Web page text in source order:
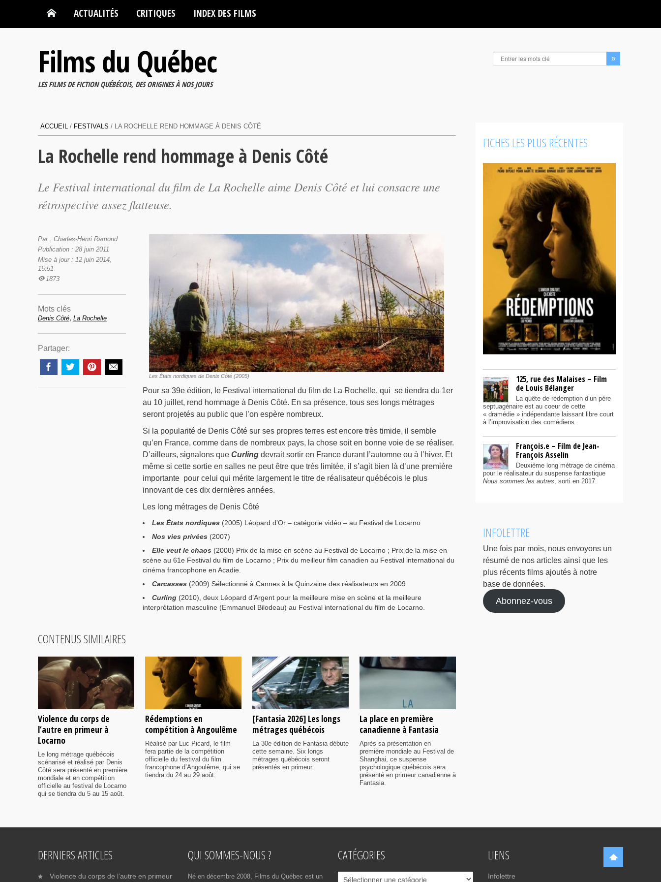
ACTUALITÉS CRITIQUES INDEX DES FILMS
Films du Québec
LES FILMS DE FICTION QUÉBÉCOIS, DES ORIGINES À NOS JOURS
ACCUEIL / FESTIVALS / LA ROCHELLE REND HOMMAGE À DENIS CÔTÉ
La Rochelle rend hommage à Denis Côté
Le Festival international du film de La Rochelle aime Denis Côté et lui consacre une
rétrospective assez flatteuse.
Les États nordiques de Denis Côté (2005)
Pour sa 39e édition, le Festival international du film de La Rochelle, qui se tiendra du 1er
au 10 juillet, rend hommage à Denis Côté. En sa présence, tous ses longs métrages
seront projetés au public que l’on espère nombreux.
Si la popularité de Denis Côté sur ses propres terres est encore très timide, il semble
qu’en France, comme dans de nombreux pays, la chose soit en bonne voie de se réaliser.
D’ailleurs, signalons que Curlingdevrait sortir en France durant l’automne ou à l’hiver. Et
même si cette sortie en salles ne peut être que très limitée, il s’agit bien là d’une première
importante pour celui qui mérite largement le titre de réalisateur québécois le plus
innovant de ces dix dernières années.
Les long métrages de Denis Côté
Les États nordiques(2005) Léopard d’Or – catégorie vidéo – au Festival de Locarno
Nos vies privées(2007)
Elle veut le chaos(2008) Prix de la mise en scène au Festival de Locarno ; Prix de la mise en
scène au 61e Festival du film de Locarno ; Prix du meilleur film canadien au Festival international du
cinéma francophone en Acadie.
Carcasses(2009) Sélectionné à Cannes à la Quinzaine des réalisateurs en 2009
Curling(2010), deux Léopard d’Argent pour la meilleure mise en scène et la meilleure
interprétation masculine (Emmanuel Bilodeau) au Festival international du film de Locarno.
Par : Charles-Henri Ramond
Publication : 28 juin 2011
Mise à jour : 12 juin 2014,
15:51
1873
Mots clés
Denis Côté, La Rochelle
Partager:
CONTENUS SIMILAIRES
Violence du corps de
l’autre en primeur à
Locarno
Le long métrage québécois
scénarisé et réalisé par Denis
Côté sera présenté en première
mondiale et en compétition
officielle au festival de Locarno
qui se tiendra du 5 au 15 août.
Rédemptions en
compétition à Angoulême
Réalisé par Luc Picard, le film
fera partie de la compétition
officielle du festival du film
francophone d’Angoulême, qui se
tiendra du 24 au 29 août.
[Fantasia 2026] Les longs
métrages québécois
La 30e édition de Fantasia débute
cette semaine. Six longs
métrages québécois seront
présentés en primeur.
La place en première
canadienne à Fantasia
Après sa présentation en
première mondiale au Festival de
Shanghai, ce suspense
psychologique québécois sera
présenté en primeur canadienne à
Fantasia.
FICHES LES PLUS RÉCENTES
125, rue des Malaises – Film
de Louis Bélanger
La quête de rédemption d’un père
septuagénaire est au coeur de cette
« dramédie » indépendante laissant libre court
à l’improvisation des comédiens.
François.e – Film de Jean-
François Asselin
Deuxième long métrage de cinéma
pour le réalisateur du suspense fantastique
Nous sommes les autres, sorti en 2017.
INFOLETTRE
Une fois par mois, nous envoyons un
résumé de nos articles ainsi que les
plus récents films ajoutés à notre
base de données.
Abonnez-vous
DERNIERS ARTICLES
Violence du corps de l’autre en primeur
QUI SOMMES-NOUS ?
Né en décembre 2008, Films du Québec est un
CATÉGORIES
Catégories
LIENS
Infolettre